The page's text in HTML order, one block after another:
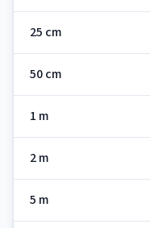
25 cm
50 cm
1 m
2 m
5 m